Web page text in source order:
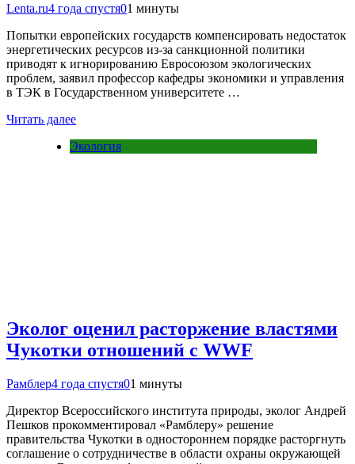
Lenta.ru4 года спустя01 минуты
Попытки европейских государств компенсировать недостаток
энергетических ресурсов из-за санкционной политики
приводят к игнорированию Евросоюзом экологических
проблем, заявил профессор кафедры экономики и управления
в ТЭК в Государственном университете …
Читать далее
Экология
Эколог оценил расторжение властями
Чукотки отношений с WWF
Рамблер4 года спустя01 минуты
Директор Всероссийского института природы, эколог Андрей
Пешков прокомментировал «Рамблеру» решение
правительства Чукотки в одностороннем порядке расторгнуть
соглашение о сотрудничестве в области охраны окружающей